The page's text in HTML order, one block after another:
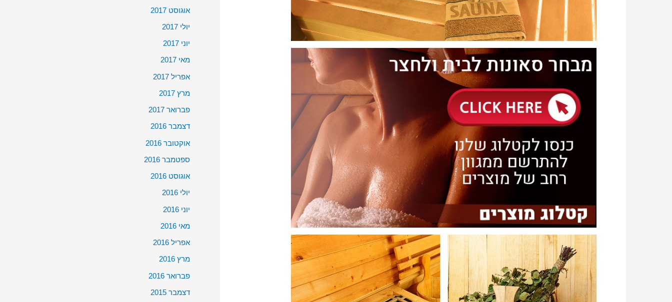
אוגוסט 2017
יולי 2017
יוני 2017
מאי 2017
אפריל 2017
מרץ 2017
פברואר 2017
דצמבר 2016
אוקטובר 2016
ספטמבר 2016
אוגוסט 2016
יולי 2016
יוני 2016
מאי 2016
אפריל 2016
מרץ 2016
פברואר 2016
דצמבר 2015